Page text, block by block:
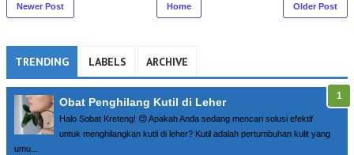
Newer Post Older Post
Home
TRENDING LABELS ARCHIVE
Obat Penghilang Kutil di Leher
Halo Sobat Kreteng! 😊 Apakah Anda sedang mencari solusi efektif
untuk menghilangkan kutil di leher? Kutil adalah pertumbuhan kulit yang
umu...